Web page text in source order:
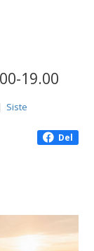
19.00
Siste
Del